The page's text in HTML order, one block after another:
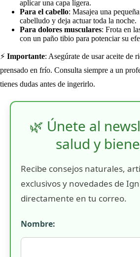
aplicar una capa ligera.
Para el cabello: Masajea una
cabelludo y deja actuar toda la noche.
Para dolores musculares: Frota en
con un paño tibio para potenciar su
⚡ Importante: Asegúrate de usar aceite de
prensado en frío. Consulta siempre a un
tienes dudas antes de ingerirlo.
🌿 Únete al
salud y
Recibe consejos naturales,
exclusivos y novedades de
directamente en tu correo.
Nombre: